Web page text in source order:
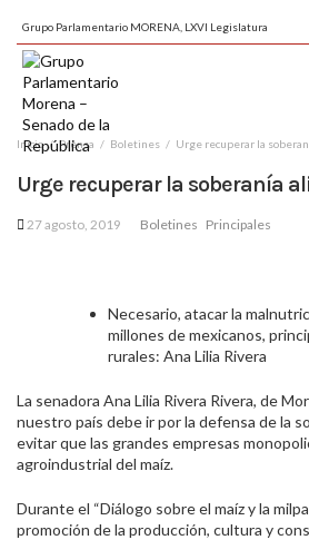
Grupo Parlamentario MORENA, LXVI Legislatura
Inicio Prensa Boletines Urge recuperar la
Urge recuperar la soberanía
27 agosto, 2019 Boletines Principales
Necesario, atacar la
millones de mexicanos,
rurales: Ana Lilia Rivera
La senadora Ana Lilia Rivera Rivera, de
nuestro país debe ir por la defensa de la
evitar que las grandes empresas
agroindustrial del maíz.
Durante el “Diálogo sobre el maíz y la
promoción de la producción, cultura y